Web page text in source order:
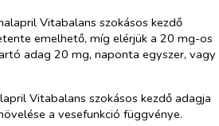
Vitabalans szokásos kezdő
emelhető, míg elérjük a 20 mg-os
adag 20 mg, naponta egyszer, vagy
Vitabalans szokásos kezdő adagja
a vesefunkció függvénye.